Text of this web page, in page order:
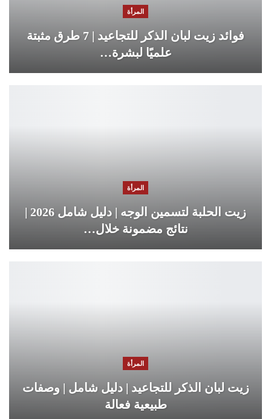
المرأة
فوائد زيت لبان الذكر للتجاعيد | 7 طرق مثبتة
علميًا لبشرة…
المرأة
زيت الحلبة لتسمين الوجه | دليل شامل 2026 |
نتائج مضمونة خلال…
المرأة
زيت لبان الذكر للتجاعيد | دليل شامل | وصفات
طبيعية فعالة